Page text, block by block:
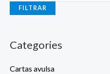
FILTRAR
Categories
Cartas avulsa